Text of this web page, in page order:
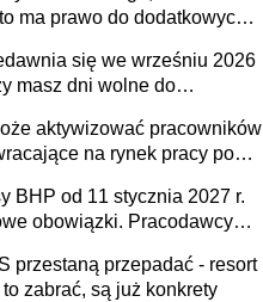
ma prawo do dodatkowych
się we wrześniu 2026
masz dni wolne do
aktywizować pracowników
na rynek pracy po
Powstanie Fundusz
w Zatrudnianiu?
BHP od 11 stycznia 2027 r.
obowiązki. Pracodawcy
przestaną przepadać - resort
zabrać, są już konkrety